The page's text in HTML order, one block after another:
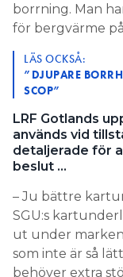
borrning. Man
för bergvärme
LÄS OCKSÅ:
”DJUPARE
SCOP”
LRF Gotlands
används vid
detaljerade för
beslut …
– Ju bättre
SGU:s
ut under
som inte är så
behöver extra